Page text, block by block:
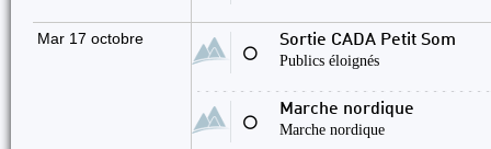
Mar 17 octobre
⚪
Sortie CADA Petit Som
Publics éloignés
⚪
Marche nordique
Marche nordique